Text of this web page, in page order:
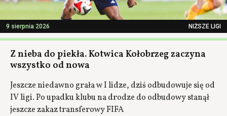
9 sierpnia 2026 NIŻSZE LIGI
Z nieba do piekła. Kotwica Kołobrzeg zaczyna
wszystko od nowa
Jeszcze niedawno grała w I lidze, dziś odbudowuje się od
IV ligi. Po upadku klubu na drodze do odbudowy stanął
jeszcze zakaz transferowy FIFA